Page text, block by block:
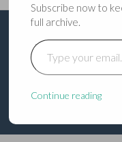
Menu
content
ज्योतिष के
मन्त्र
Subscribe now to
full archive.
Type your email…
Continue reading